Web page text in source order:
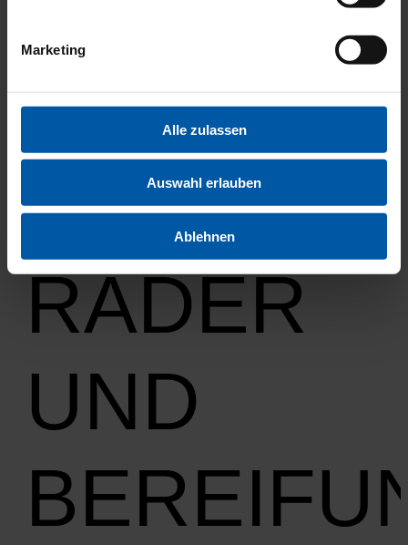
Marketing
Alle zulassen
Auswahl erlauben
Ablehnen
RÄDER
UND